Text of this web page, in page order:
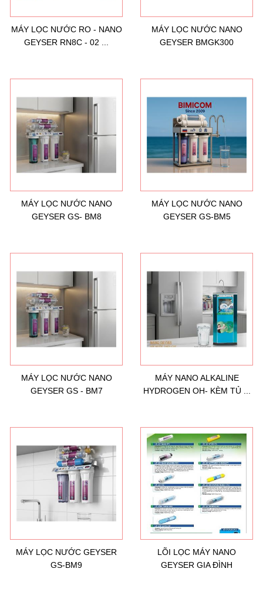
MÁY LỌC NƯỚC RO - NANO
GEYSER RN8C - 02 ...
MÁY LỌC NƯỚC NANO
GEYSER BMGK300
MÁY LỌC NƯỚC NANO
GEYSER GS- BM8
MÁY LỌC NƯỚC NANO
GEYSER GS-BM5
MÁY LỌC NƯỚC NANO
GEYSER GS - BM7
MÁY NANO ALKALINE
HYDROGEN OH- KÈM TỦ ...
MÁY LỌC NƯỚC GEYSER
GS-BM9
LÕI LỌC MÁY NANO
GEYSER GIA ĐÌNH